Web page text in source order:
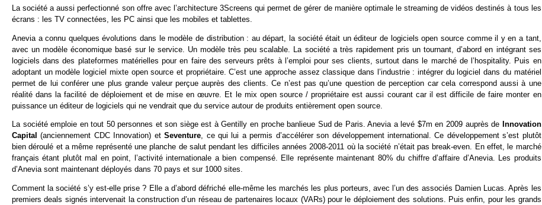
La société a aussi perfectionné son offre avec l’architecture 3Screens qui permet de gérer de manière optimale le streaming de vidéos destinés à tous les
écrans : les TV connectées, les PC ainsi que les mobiles et tablettes.
Anevia a connu quelques évolutions dans le modèle de distribution : au départ, la société était un éditeur de logiciels open source comme il y en a tant,
avec un modèle économique basé sur le service. Un modèle très peu scalable. La société a très rapidement pris un tournant, d’abord en intégrant ses
logiciels dans des plateformes matérielles pour en faire des serveurs prêts à l’emploi pour ses clients, surtout dans le marché de l’hospitality. Puis en
adoptant un modèle logiciel mixte open source et propriétaire. C’est une approche assez classique dans l’industrie : intégrer du logiciel dans du matériel
permet de lui conférer une plus grande valeur perçue auprès des clients. Ce n’est pas qu’une question de perception car cela correspond aussi à une
réalité dans la facilité de déploiement et de mise en œuvre. Et le mix open source / propriétaire est aussi courant car il est difficile de faire monter en
puissance un éditeur de logiciels qui ne vendrait que du service autour de produits entièrement open source.
La société emploie en tout 50 personnes et son siège est à Gentilly en proche banlieue Sud de Paris. Anevia a levé $7m en 2009 auprès de Innovation
Capital(anciennement CDC Innovation) etSeventure, ce qui lui a permis d’accélérer son développement international. Ce développement s’est plutôt
bien déroulé et a même représenté une planche de salut pendant les difficiles années 2008-2011 où la société n’était pas break-even. En effet, le marché
français étant plutôt mal en point, l’activité internationale a bien compensé. Elle représente maintenant 80% du chiffre d’affaire d’Anevia. Les produits
d’Anevia sont maintenant déployés dans 70 pays et sur 1000 sites.
Comment la société s’y est-elle prise ? Elle a d’abord défriché elle-même les marchés les plus porteurs, avec l’un des associés Damien Lucas. Après les
premiers deals signés intervenait la construction d’un réseau de partenaires locaux (VARs) pour le déploiement des solutions. Puis enfin, pour les grands